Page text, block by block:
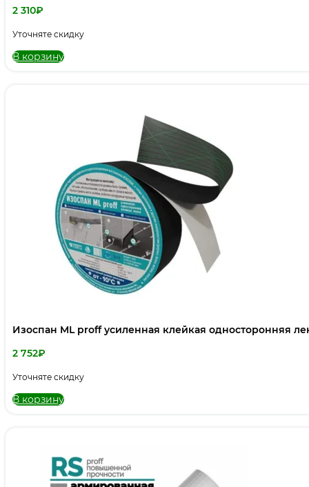
2 310₽
Уточняте скидку
В корзину
Изоспан ML proff усиленная клейкая односторонняя
2 752₽
Уточняте скидку
В корзину